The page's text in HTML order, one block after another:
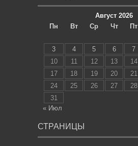
Август 2026
Пн
Вт Ср Чт Пт
3
4 5 6 7
10
11 12 13 14
17
18 19 20 21
24
25 26 27 28
31
« Июл
СТРАНИЦЫ